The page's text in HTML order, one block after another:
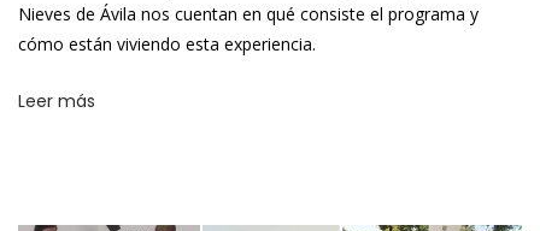
Nieves de Ávila nos cuentan en qué consiste el programa y
cómo están viviendo esta experiencia.
Leer más